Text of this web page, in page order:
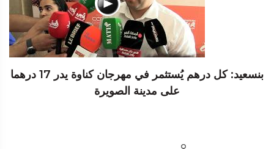
بنسعيد: كل درهم يُستثمر في مهرجان كناوة يدر 17 درهما
على مدينة الصويرة